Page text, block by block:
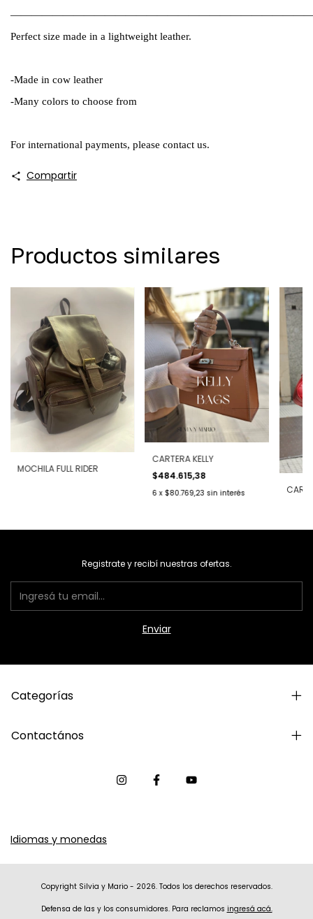
Perfect size made in a lightweight leather.
-Made in cow leather
-Many colors to choose from
For international payments, please contact us.
Compartir
Productos similares
MOCHILA FULL RIDER
CARTERA KELLY
$484.615,38
6 x $80.769,23 sin interés
Registrate y recibí nuestras ofertas.
Categorías
Contactános
Idiomas y monedas
Copyright Silvia y Mario - 2026. Todos los derechos reservados.
Defensa de las y los consumidores. Para reclamos ingresá acá.